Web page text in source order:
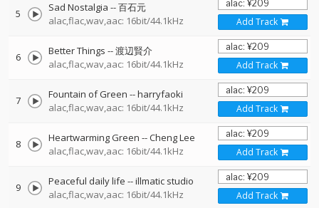
5 Sad Nostalgia --百石元
alac,flac,wav,aac: 16bit/44.1kHz
Add Track
6 Better Things --渡辺賢介
alac,flac,wav,aac: 16bit/44.1kHz
Add Track
7 Fountain of Green --harryfaoki
alac,flac,wav,aac: 16bit/44.1kHz
Add Track
8 Heartwarming Green --Cheng Lee
alac,flac,wav,aac: 16bit/44.1kHz
Add Track
9 Peaceful daily life --illmatic studio
alac,flac,wav,aac: 16bit/44.1kHz
Add Track